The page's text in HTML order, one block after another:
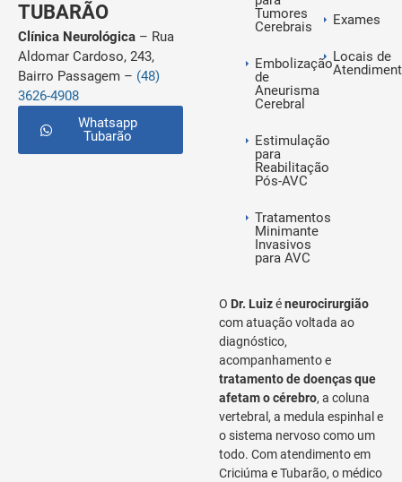
TUBARÃO
Clínica Neurológica – Rua
Aldomar Cardoso, 243,
Bairro Passagem – (48)
3626-4908
Whatsapp
Tubarão
Tumores
Cerebrais
Embolização
de
Aneurisma
Cerebral
Estimulação
para
Reabilitação
Pós-AVC
Tratamentos
Minimante
Invasivos
para AVC
Exames
Locais de
O Dr. Luizéneurocirurgião
com atuação voltada ao
diagnóstico,
acompanhamento e
tratamento de doenças que
afetam o cérebro, a coluna
vertebral, a medula espinhal e
o sistema nervoso como um
todo. Com atendimento em
Criciúma e Tubarão, o médico